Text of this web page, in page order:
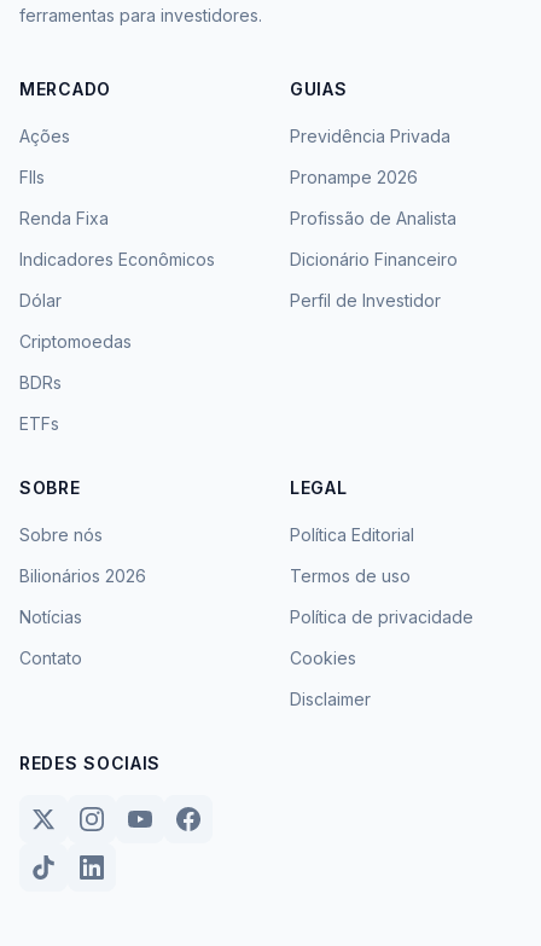
ferramentas para investidores.
MERCADO
Ações
FIIs
Renda Fixa
Indicadores Econômicos
Dólar
Criptomoedas
BDRs
ETFs
GUIAS
Previdência Privada
Pronampe 2026
Profissão de Analista
Dicionário Financeiro
Perfil de Investidor
SOBRE
Sobre nós
Bilionários 2026
Notícias
Contato
LEGAL
Política Editorial
Termos de uso
Política de privacidade
Cookies
Disclaimer
REDES SOCIAIS